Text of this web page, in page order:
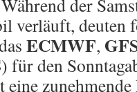
Während der
verläuft, deuten
ECMWF,
) für den
eine